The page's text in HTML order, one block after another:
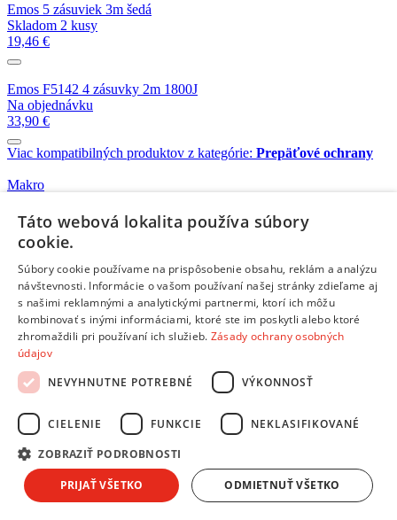
Emos 5 zásuviek 3m šedá
Skladom 2 kusy
19,46 €
Emos F5142 4 zásuvky 2m 1800J
Na objednávku
33,90 €
Viac kompatibilných produktov z kategórie: Prepäťové ochrany
Makro
21,39 €
Makro
Skladom 4 kusy
6,99 €
Makro
Skladom 1 kus
23,99 €
Makro
Skladom 3 kusy
17,99 €
Makro
Táto webová lokalita používa súbory
cookie.
Súbory cookie používame na prispôsobenie obsahu, reklám a analýzu
návštevnosti. Informácie o vašom používaní našej stránky zdieľame aj
s našimi reklamnými a analytickými partnermi, ktorí ich môžu
kombinovať s inými informáciami, ktoré ste im poskytli alebo ktoré
zhromaždili pri používaní ich služieb. Zásady ochrany osobných
údajov
NEVYHNUTNE POTREBNÉ
VÝKONNOSŤ
CIELENIE FUNKCIE NEKLASIFIKOVANÉ
ZOBRAZIŤ PODROBNOSTI
PRIJAŤ VŠETKO ODMIETNUŤ VŠETKO